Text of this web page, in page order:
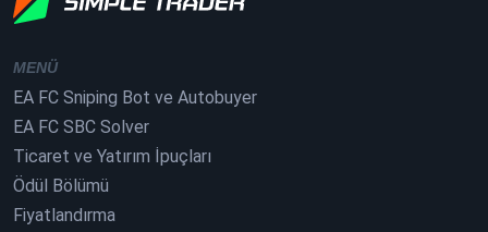
MENÜ
EA FC Sniping Bot ve Autobuyer
EA FC SBC Solver
Ticaret ve Yatırım İpuçları
Ödül Bölümü
Fiyatlandırma